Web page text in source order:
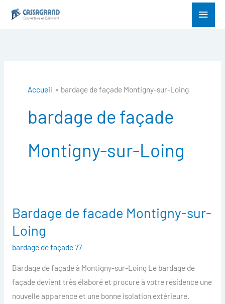
Menu
Accueil bardage de façade Montigny-sur-Loing
bardage de façade
Montigny-sur-Loing
Bardage de facade Montigny-sur-
Loing
bardage de façade 77
Bardage de façade à Montigny-sur-Loing Le bardage de
façade devient très élaboré et procure à votre résidence une
nouvelle apparence et une bonne isolation extérieure.
Bardage
de
facade
Montigny-
sur-
Loing